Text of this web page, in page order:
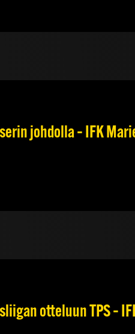
johdolla – IFK
otteluun TPS –